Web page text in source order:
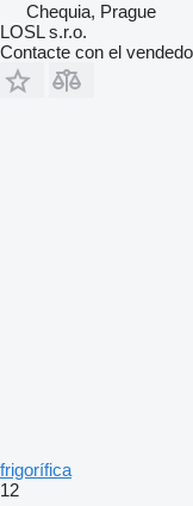
Chequia, Prague
LOSL s.r.o.
Contacte con el
frigorífica
12